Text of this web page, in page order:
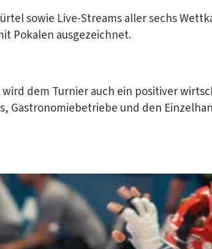
sowie Live-Streams aller sechs
Pokalen ausgezeichnet.
dem Turnier auch ein positiver
Gastronomiebetriebe und den